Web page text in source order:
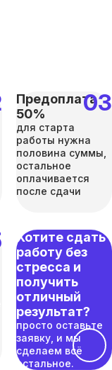
Предоплата
50%
для старта
работы нужна
половина суммы,
остальное
оплачивается
после сдачи
Хотите сдать
работу без
стресса и
получить
отличный
результат?
просто оставьте
заявку, и мы
сделаем всё
остальное.